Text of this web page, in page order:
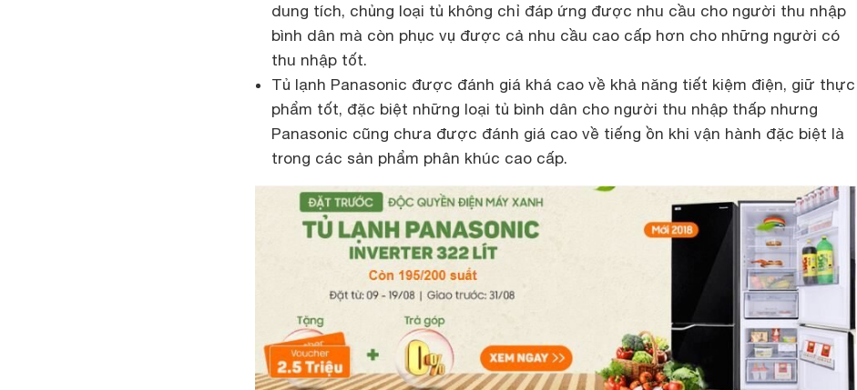
dung tích, chủng loại tủ không chỉ đáp ứng được nhu cầu cho người thu nhập
bình dân mà còn phục vụ được cả nhu cầu cao cấp hơn cho những người có
thu nhập tốt.
Tủ lạnh Panasonic được đánh giá khá cao về khả năng tiết kiệm điện, giữ thực
phẩm tốt, đặc biệt những loại tủ bình dân cho người thu nhập thấp nhưng
Panasonic cũng chưa được đánh giá cao về tiếng ồn khi vận hành đặc biệt là
trong các sản phẩm phân khúc cao cấp.